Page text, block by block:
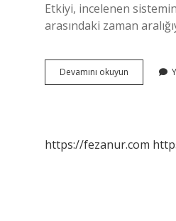
Etkiyi, incelenen
arasındaki zaman
Devamını okuyun
Ilkesi
https://fezanur.com